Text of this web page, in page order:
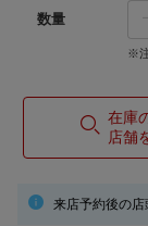
数量
※
在庫
店舗
来店予約後の